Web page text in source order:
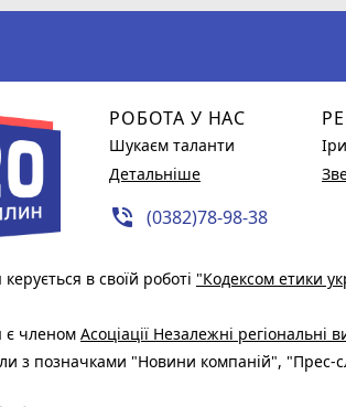
РОБОТА У НАС
Шукаєм таланти
Детальніше
phone_in_talk (0382)78-98-38
керується в своїй роботі "Кодексом етики
є членом Асоціації Незалежні регіональні
з позначками "Новини компаній", "Прес-